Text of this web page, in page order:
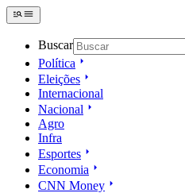
Buscar
Política
Eleições
Internacional
Nacional
Agro
Infra
Esportes
Economia
CNN Money